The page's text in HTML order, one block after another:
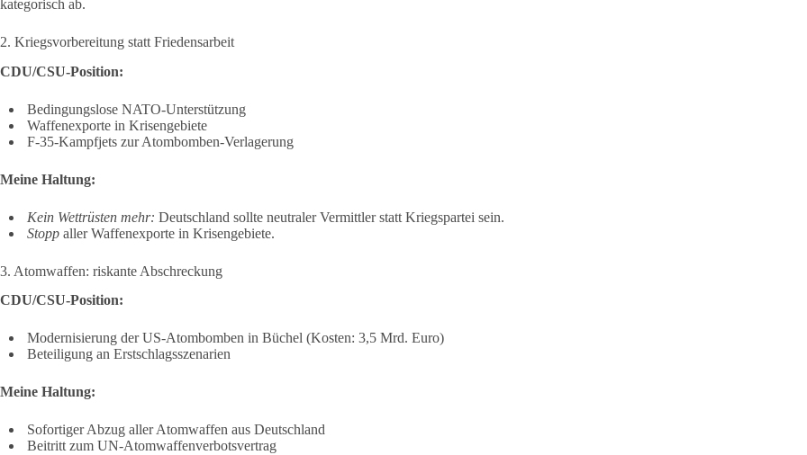
kategorisch ab.
2. Kriegsvorbereitung statt Friedensarbeit
CDU/CSU-Position:
Bedingungslose NATO-Unterstützung
Waffenexporte in Krisengebiete
F-35-Kampfjets zur Atombomben-Verlagerung
Meine Haltung:
Kein Wettrüsten mehr: Deutschland sollte neutraler Vermittler statt Kriegspartei sein.
Stopp aller Waffenexporte in Krisengebiete.
3. Atomwaffen: riskante Abschreckung
CDU/CSU-Position:
Modernisierung der US-Atombomben in Büchel (Kosten: 3,5 Mrd. Euro)
Beteiligung an Erstschlagsszenarien
Meine Haltung:
Sofortiger Abzug aller Atomwaffen aus Deutschland
Beitritt zum UN-Atomwaffenverbotsvertrag